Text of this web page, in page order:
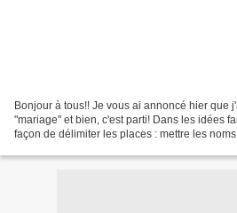
Bonjour à tous!! Je vous ai annoncé hier que
"mariage" et bien, c'est parti! Dans les idées
façon de délimiter les places : mettre les